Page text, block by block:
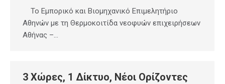
Το Εμπορικό και Βιομηχανικό Επιμελητήριο
Αθηνών με τη Θερμοκοιτίδα νεοφυών επιχειρήσεων
Αθήνας –…
3 Χώρες, 1 Δίκτυο, Νέοι Ορίζοντες